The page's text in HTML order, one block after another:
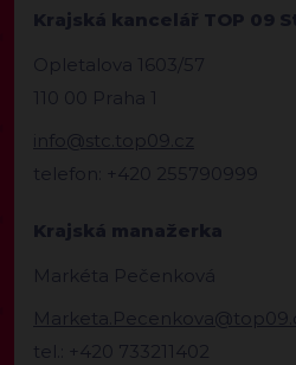
Krajská kancelář TOP 09
Opletalova 1603/57
110 00 Praha 1
info@stc.top09.cz
telefon: +420 255790999
Krajská manažerka
Markéta Pečenková
tel.: +420 733211402